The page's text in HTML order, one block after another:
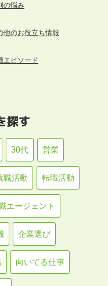
の悩み
他のお役立ち情報
エピソード
探す
30代 営業
職活動 転職活動
エージェント
企業選び
向いてる仕事